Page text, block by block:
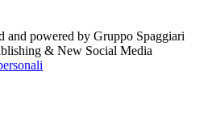
and powered by Gruppo Spaggiari
& New Social Media